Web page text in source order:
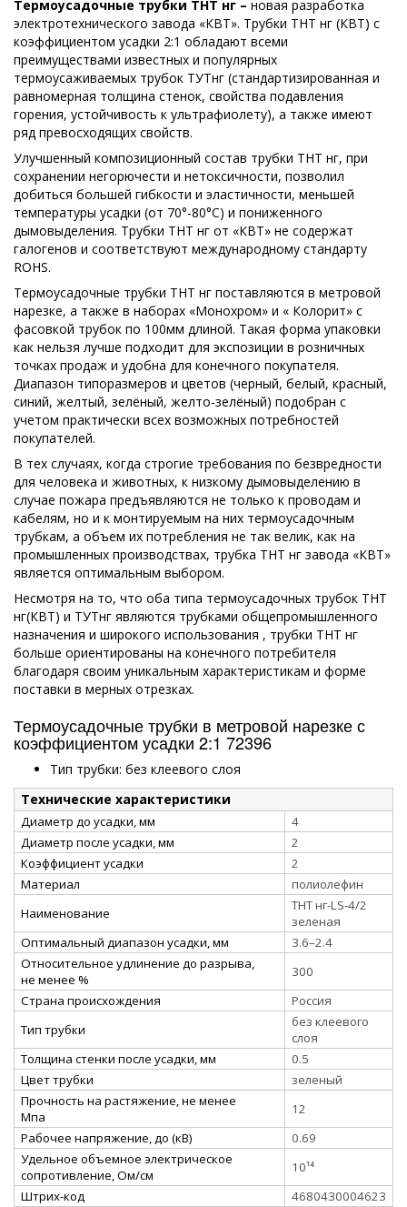
Термоусадочные трубки ТНТ нг – новая разработка
электротехнического завода «КВТ». Трубки ТНТ нг (КВТ) с
коэффициентом усадки 2:1 обладают всеми
преимуществами известных и популярных
термоусаживаемых трубок ТУТнг (стандартизированная и
равномерная толщина стенок, свойства подавления
горения, устойчивость к ультрафиолету), а также имеют
ряд превосходящих свойств.
Улучшенный композиционный состав трубки ТНТ нг, при
сохранении негорючести и нетоксичности, позволил
добиться большей гибкости и эластичности, меньшей
температуры усадки (от 70°-80°С) и пониженного
дымовыделения. Трубки ТНТ нг от «КВТ» не содержат
галогенов и соответствуют международному стандарту
ROHS.
Термоусадочные трубки ТНТ нг поставляются в метровой
нарезке, а также в наборах «Монохром» и « Колорит» с
фасовкой трубок по 100мм длиной. Такая форма упаковки
как нельзя лучше подходит для экспозиции в розничных
точках продаж и удобна для конечного покупателя.
Диапазон типоразмеров и цветов (черный, белый, красный,
синий, желтый, зелёный, желто-зелёный) подобран с
учетом практически всех возможных потребностей
покупателей.
В тех случаях, когда строгие требования по безвредности
для человека и животных, к низкому дымовыделению в
случае пожара предъявляются не только к проводам и
кабелям, но и к монтируемым на них термоусадочным
трубкам, а объем их потребления не так велик, как на
промышленных производствах, трубка ТНТ нг завода «КВТ»
является оптимальным выбором.
Несмотря на то, что оба типа термоусадочных трубок ТНТ
нг(КВТ) и ТУТнг являются трубками общепромышленного
назначения и широкого использования , трубки ТНТ нг
больше ориентированы на конечного потребителя
благодаря своим уникальным характеристикам и форме
поставки в мерных отрезках.
Термоусадочные трубки в метровой нарезке с
коэффициентом усадки 2:1 72396
Тип трубки: без клеевого слоя
Технические характеристики
Диаметр до усадки, мм
4
Диаметр после усадки, мм
2
Коэффициент усадки
2
Материал
полиолефин
Наименование
ТНТ нг-LS-4/2
зеленая
Оптимальный диапазон усадки, мм
3.6–2.4
Относительное удлинение до разрыва,
не менее %
300
Страна происхождения
Россия
Тип трубки
без клеевого
слоя
Толщина стенки после усадки, мм
0.5
Цвет трубки
зеленый
Прочность на растяжение, не менее
Мпа
12
Рабочее напряжение, до (кВ)
0.69
Удельное объемное электрическое
сопротивление, Ом/см
10¹⁴
Штрих-код
4680430004623